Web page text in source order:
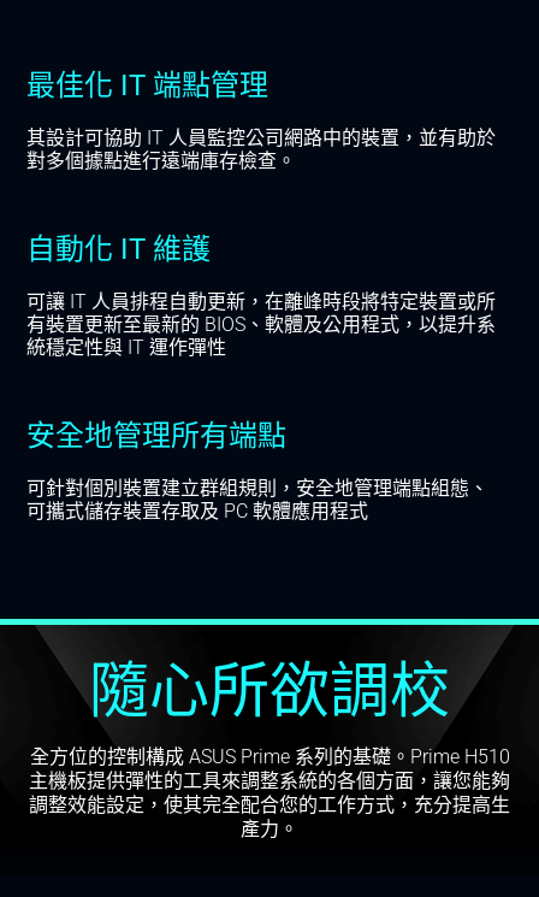
最佳化 IT 端點管理
其設計可協助 IT 人員監控公司網路中的裝置，並有助於
對多個據點進行遠端庫存檢查。
自動化 IT 維護
可讓 IT 人員排程自動更新，在離峰時段將特定裝置或所
有裝置更新至最新的 BIOS、軟體及公用程式，以提升系
統穩定性與 IT 運作彈性
安全地管理所有端點
可針對個別裝置建立群組規則，安全地管理端點組態、
可攜式儲存裝置存取及 PC 軟體應用程式
隨心所欲調校
全方位的控制構成 ASUS Prime 系列的基礎。Prime H510
主機板提供彈性的工具來調整系統的各個方面，讓您能夠
調整效能設定，使其完全配合您的工作方式，充分提高生
產力。